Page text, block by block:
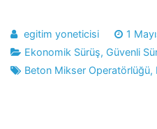
egitim yoneticisi
1
Ekonomik Sürüş, Güvenli
Beton Mikser Operatörlüğü,